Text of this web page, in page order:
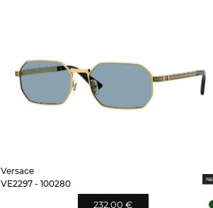
Versace
VE2297 - 100280
232,00 €